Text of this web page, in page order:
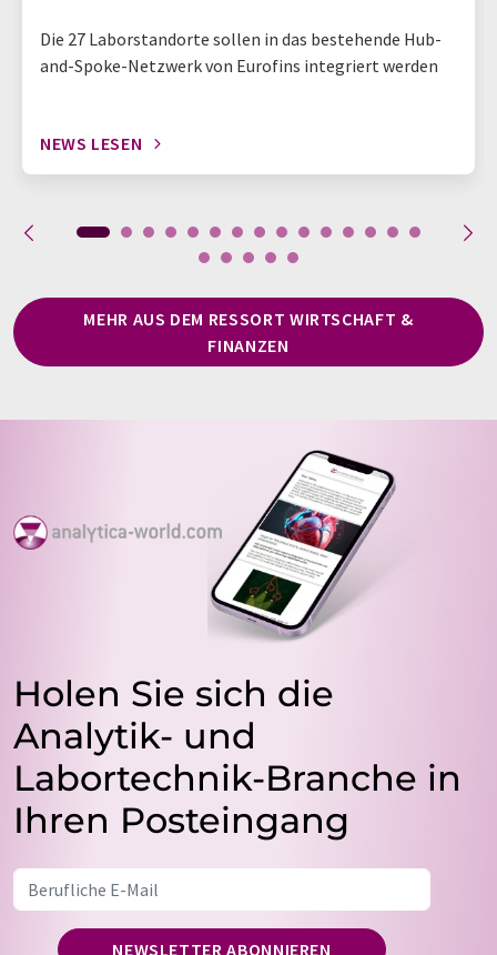
Die 27 Laborstandorte sollen in das bestehende Hub-
and-Spoke-Netzwerk von Eurofins integriert werden
NEWS LESEN
MEHR AUS DEM RESSORT WIRTSCHAFT &
FINANZEN
Holen Sie sich die
Analytik- und
Labortechnik-Branche in
Ihren Posteingang
NEWSLETTER ABONNIEREN